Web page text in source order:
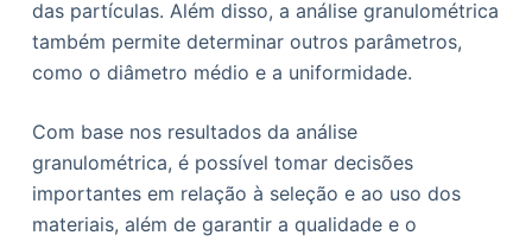
das partículas. Além disso, a análise granulométrica
também permite determinar outros parâmetros,
como o diâmetro médio e a uniformidade.
Com base nos resultados da análise
granulométrica, é possível tomar decisões
importantes em relação à seleção e ao uso dos
materiais, além de garantir a qualidade e o